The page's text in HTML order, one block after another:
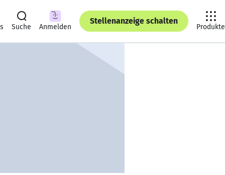
Suche Anmelden
Stellenanzeige schalten
Produkte